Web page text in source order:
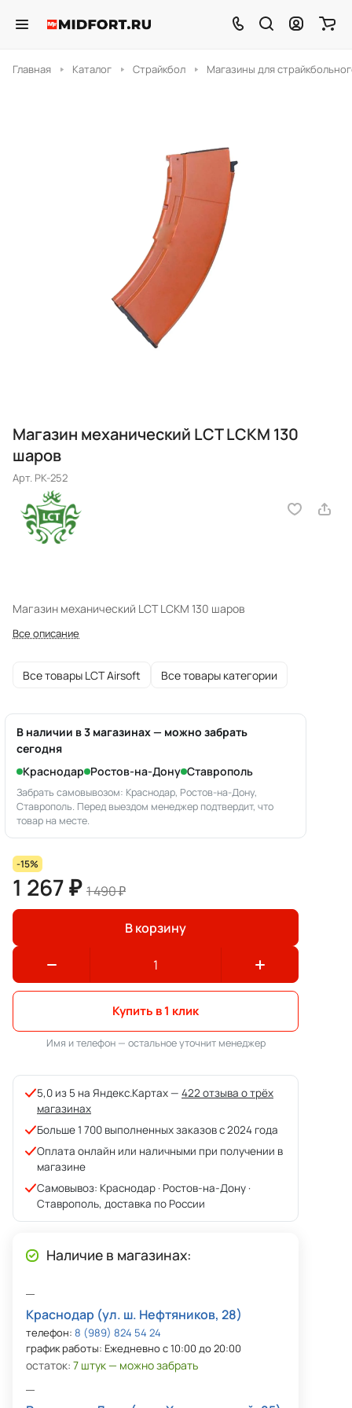
Главная Каталог Страйкбол Магазины для
Магазин механический LCT LCKM 130
шаров
Арт. PK-252
Магазин механический LCT LCKM 130 шаров
Все описание
Все товары LCT Airsoft Все товары категории
В наличии в 3 магазинах — можно забрать
сегодня
Краснодар Ростов-на-Дону Ставрополь
Забрать самовывозом: Краснодар, Ростов-на-Дону,
Ставрополь. Перед выездом менеджер подтвердит, что
товар на месте.
-15%
1 267 ₽ 1 490 ₽
В корзину
Купить в 1 клик
Имя и телефон — остальное уточнит менеджер
5,0 из 5 на Яндекс.Картах — 422 отзыва о трёх
магазинах
Больше 1 700 выполненных заказов с 2024 года
Оплата онлайн или наличными при получении в
магазине
Самовывоз: Краснодар · Ростов-на-Дону ·
Ставрополь, доставка по России
Наличие в магазинах:
Краснодар (ул. ш. Нефтяников, 28)
телефон: 8 (989) 824 54 24
график работы: Ежедневно с 10:00 до 20:00
остаток: 7 штук — можно забрать